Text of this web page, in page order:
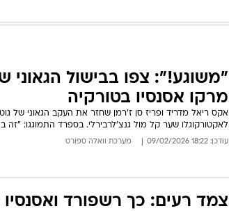
"משוגע!": צפו בבישול הגאוני
מרקו אסנסיו בטורקיה
אקס ריאל מדריד ופריז סן ז'רמן שחזר את העקב הגאוני של
לאקטורקוגלו שער קל מול גנצ'לרבירלי. בספרד התמוגגו: "זה
עודכן: 18:22 09/02/2026 מערכת וואלה ספורט
צמד רעים: כך רשפורד ואסנסיו